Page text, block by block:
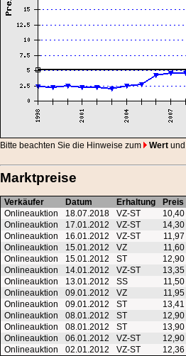
Bitte beachten Sie die Hinweise zum Wert
Marktpreise
Verkäufer Datum Erhaltung
Preis
Onlineauktion
18.07.2018 VZ-ST
Onlineauktion
17.01.2012 VZ-ST
Onlineauktion
16.01.2012 VZ-ST
Onlineauktion
15.01.2012 VZ
Onlineauktion
15.01.2012 ST
Onlineauktion
14.01.2012 VZ-ST
Onlineauktion
13.01.2012 SS
Onlineauktion
09.01.2012 VZ
Onlineauktion
09.01.2012 ST
Onlineauktion
08.01.2012 ST
Onlineauktion
08.01.2012 ST
Onlineauktion
06.01.2012 VZ-ST
Onlineauktion
02.01.2012 VZ-ST